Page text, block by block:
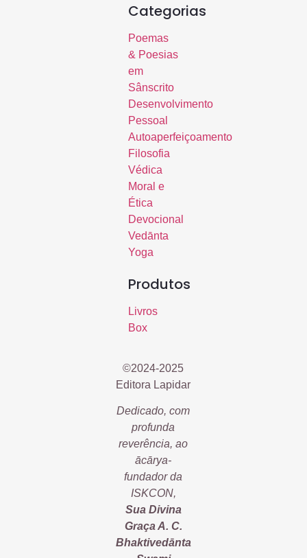
Categorias
Poemas
& Poesias
em
Sânscrito
Desenvolvimento
Pessoal
Autoaperfeiçoamento
Filosofia
Védica
Moral e
Ética
Devocional
Vedānta
Yoga
Produtos
Livros
Box
©2024-2025
Editora Lapidar
Dedicado, com
profunda
reverência, ao
ācārya-
fundador da
ISKCON,
Sua Divina
Graça A. C.
Bhaktivedānta